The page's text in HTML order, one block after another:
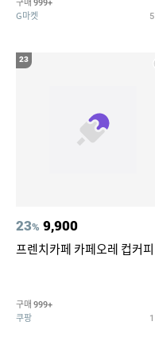
999+
G마켓 5
23
23% 9,900
프렌치카페 카페오레 컵커피
구매 999+
쿠팡 1